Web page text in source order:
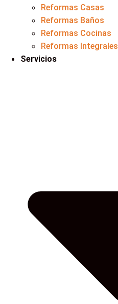
Reformas Casas
Reformas Baños
Reformas Cocinas
Reformas Integrales
Servicios